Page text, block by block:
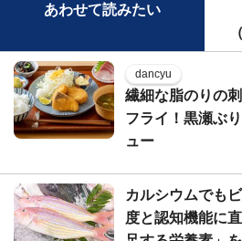
あわせて読みたい
dancyu
繊細な脂のりの
フライ！黒瀬ぶ
ュー
カルシウムでも
度と認知機能に